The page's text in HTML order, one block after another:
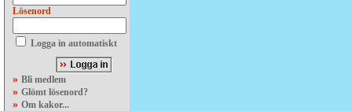
Lösenord
Logga in automatiskt
» Bli medlem
» Glömt lösenord?
» Om kakor...